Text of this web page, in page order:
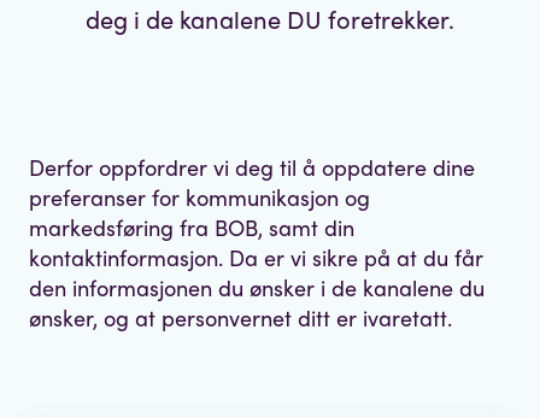
deg i de kanalene DU foretrekker.
Derfor oppfordrer vi deg til å oppdatere dine
preferanser for kommunikasjon og
markedsføring fra BOB, samt din
kontaktinformasjon. Da er vi sikre på at du får
den informasjonen du ønsker i de kanalene du
ønsker, og at personvernet ditt er ivaretatt.